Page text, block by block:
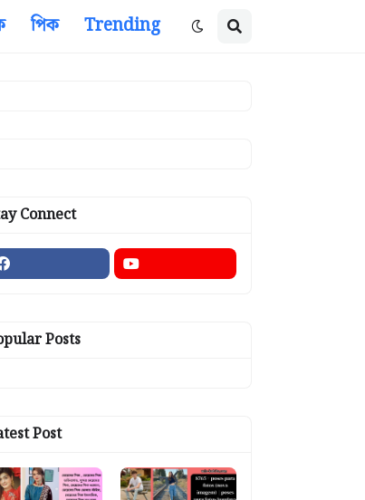
পিক Trending
Connect
Posts
Post